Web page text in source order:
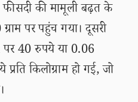
की मामूली बढ़त के
पर पहुंच गया। दूसरी
पर 40 रुपये या 0.06
किलोग्राम हो गई, जो